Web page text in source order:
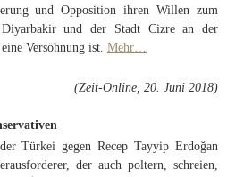
und Opposition ihren Willen zum
und der Stadt Cizre an der
Versöhnung ist. Mehr…
(Zeit-Online, 20. Juni 2018)
Türkei gegen Recep Tayyip Erdoğan
der auch poltern, schreien,